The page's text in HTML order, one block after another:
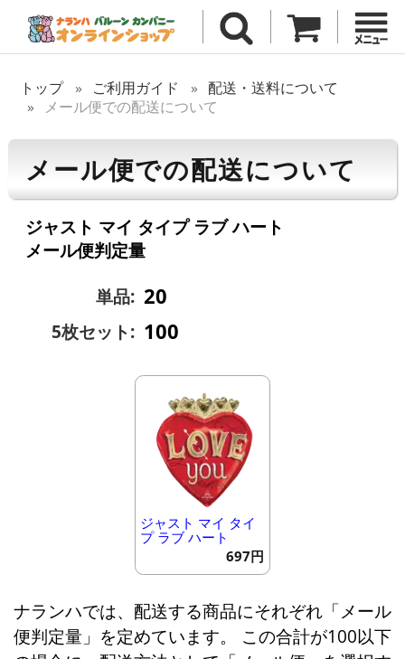
トップ ご利用ガイド
配送・送料について
メール便での配送について
メール便での配送について
ジャスト マイ タイプ ラブ ハート
メール便判定量
単品: 20
5枚セット: 100
ジャスト マイ タイ
プ ラブ ハート
697円
ナランハでは、配送する商品にそれぞれ「メール
便判定量」を定めています。 この合計が100以下